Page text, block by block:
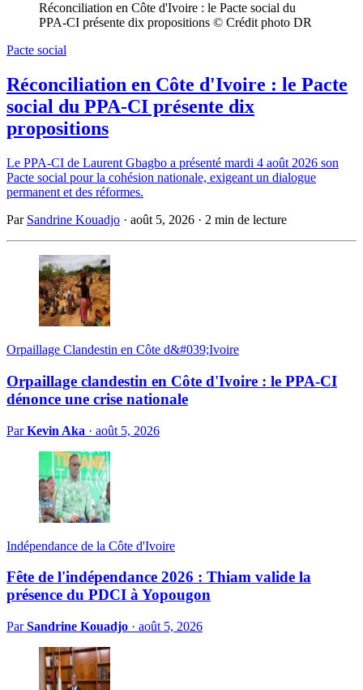
Réconciliation en Côte d'Ivoire : le Pacte social du
PPA-CI présente dix propositions © Crédit photo DR
Pacte social
Réconciliation en Côte d'Ivoire : le Pacte
social du PPA-CI présente dix
propositions
Le PPA-CI de Laurent Gbagbo a présenté mardi 4 août 2026 son
Pacte social pour la cohésion nationale, exigeant un dialogue
permanent et des réformes.
Par Sandrine Kouadjo · août 5, 2026 · 2 min de lecture
Orpaillage Clandestin en Côte d&#039;Ivoire
Orpaillage clandestin en Côte d'Ivoire : le PPA-CI
dénonce une crise nationale
ParKevin Aka · août 5, 2026
Indépendance de la Côte d'Ivoire
Fête de l'indépendance 2026 : Thiam valide la
présence du PDCI à Yopougon
ParSandrine Kouadjo · août 5, 2026